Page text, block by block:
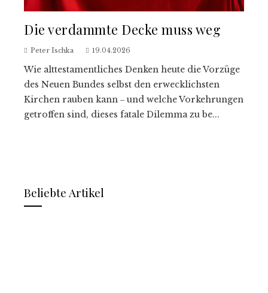
Die verdammte Decke muss weg
Peter Ischka 19.04.2026
Wie alttestamentliches Denken heute die Vorzüge
des Neuen Bundes selbst den erwecklichsten
Kirchen rauben kann ‒ und welche Vorkehrungen
getroffen sind, dieses fatale Dilemma zu be...
Beliebte Artikel